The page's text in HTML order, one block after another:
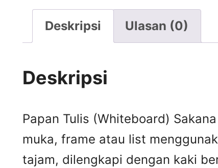
Deskripsi Ulasan (0)
Deskripsi
Papan Tulis (Whiteboard)
muka, frame atau list
tajam, dilengkapi dengan kaki